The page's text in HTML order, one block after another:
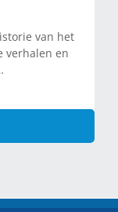
van het
verhalen en